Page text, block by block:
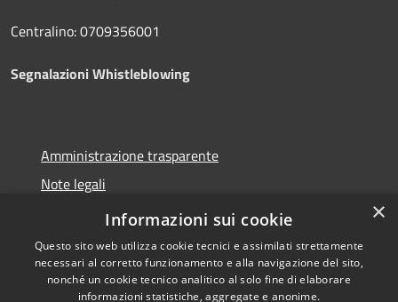
Centralino: 0709356001
Segnalazioni Whistleblowing
Amministrazione trasparente
Note legali
Dichiarazione di accessibilità
×
Informazioni sui cookie
Questo sito web utilizza cookie tecnici e assimilati strettamente
necessari al corretto funzionamento e alla navigazione del sito,
nonché un cookie tecnico analitico al solo fine di elaborare
informazioni statistiche, aggregate e anonime.